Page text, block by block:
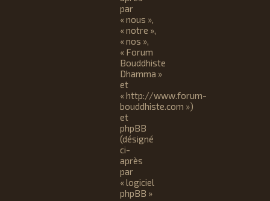
par
« nous »,
« notre »,
« nos »,
« Forum
Bouddhiste
Dhamma »
et
« http://www.forum-
bouddhiste.com »)
et
phpBB
(désigné
ci-
après
par
« logiciel
phpBB »